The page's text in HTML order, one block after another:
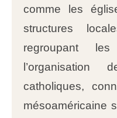
comme les
structures
regroupant
l’organisation
catholiques,
mésoaméricaine